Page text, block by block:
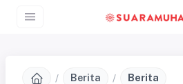
Berita Berita